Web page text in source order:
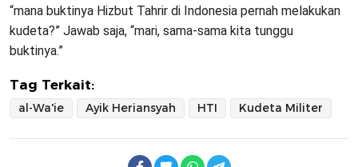
“mana buktinya Hizbut Tahrir di Indonesia pernah melakukan
kudeta?” Jawab saja, “mari, sama-sama kita tunggu
buktinya.”
Tag Terkait:
al-Wa'ie Ayik Heriansyah HTI Kudeta Militer